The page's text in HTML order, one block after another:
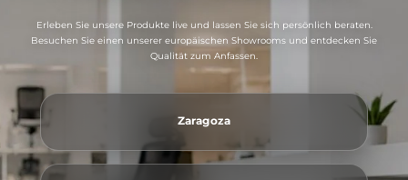
Erleben Sie unsere Produkte live und lassen Sie sich persönlich beraten.
Besuchen Sie einen unserer europäischen Showrooms und entdecken Sie
Qualität zum Anfassen.
Zaragoza